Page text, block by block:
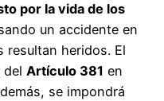
por la vida de los
un accidente en
resultan heridos. El
del Artículo 381 en
se impondrá